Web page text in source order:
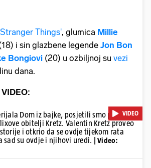
Things', glumica Millie
i sin glazbene legende Jon Bon
Bongiovi (20) u ozbiljnoj su vezi
dana.
VIDEO
Dom iz bajke, posjetili smo pariški
obitelji Kretz. Valentin Kretz proveo
i otkrio da se ovdje tijekom rata
sad su ovdje i njihovi uredi.
| Video: